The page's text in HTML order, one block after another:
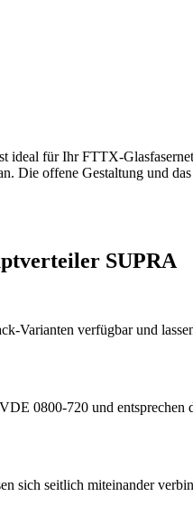
für Ihr FTTX-
Die offene Gestaltung und
SUPRA
Varianten verfügbar und
0800-720 und
sich seitlich miteinander